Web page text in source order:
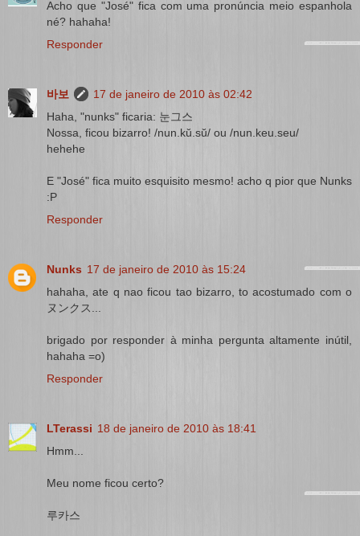
Acho que "José" fica com uma pronúncia meio espanhola
né? hahaha!
Responder
바보
17 de janeiro de 2010 às 02:42
Haha, "nunks" ficaria: 눈그스
Nossa, ficou bizarro! /nun.kŭ.sŭ/ ou /nun.keu.seu/
hehehe
E "José" fica muito esquisito mesmo! acho q pior que Nunks
:P
Responder
Nunks 17 de janeiro de 2010 às 15:24
hahaha, ate q nao ficou tao bizarro, to acostumado com o
ヌンクス...
brigado por responder à minha pergunta altamente inútil,
hahaha =o)
Responder
LTerassi 18 de janeiro de 2010 às 18:41
Hmm...
Meu nome ficou certo?
루카스